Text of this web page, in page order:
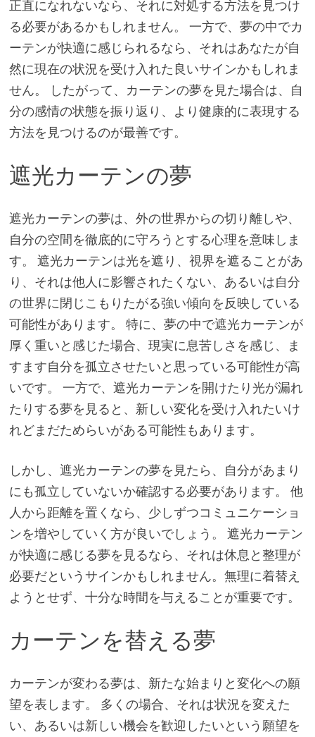
正直になれないなら、それに対処する方法を見つけ
る必要があるかもしれません。 一方で、夢の中でカ
ーテンが快適に感じられるなら、それはあなたが自
然に現在の状況を受け入れた良いサインかもしれま
せん。 したがって、カーテンの夢を見た場合は、自
分の感情の状態を振り返り、より健康的に表現する
方法を見つけるのが最善です。
遮光カーテンの夢
遮光カーテンの夢は、外の世界からの切り離しや、
自分の空間を徹底的に守ろうとする心理を意味しま
す。 遮光カーテンは光を遮り、視界を遮ることがあ
り、それは他人に影響されたくない、あるいは自分
の世界に閉じこもりたがる強い傾向を反映している
可能性があります。 特に、夢の中で遮光カーテンが
厚く重いと感じた場合、現実に息苦しさを感じ、ま
すます自分を孤立させたいと思っている可能性が高
いです。 一方で、遮光カーテンを開けたり光が漏れ
たりする夢を見ると、新しい変化を受け入れたいけ
れどまだためらいがある可能性もあります。
しかし、遮光カーテンの夢を見たら、自分があまり
にも孤立していないか確認する必要があります。 他
人から距離を置くなら、少しずつコミュニケーショ
ンを増やしていく方が良いでしょう。 遮光カーテン
が快適に感じる夢を見るなら、それは休息と整理が
必要だというサインかもしれません。無理に着替え
ようとせず、十分な時間を与えることが重要です。
カーテンを替える夢
カーテンが変わる夢は、新たな始まりと変化への願
望を表します。 多くの場合、それは状況を変えた
い、あるいは新しい機会を歓迎したいという願望を